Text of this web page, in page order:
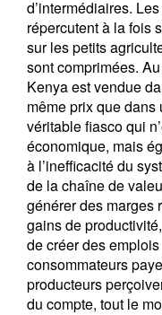
d’intermédiaires.
répercutent à la fois
sur les petits
sont comprimées.
Kenya est vendue
même prix que
véritable fiasco qui
économique, mais
à l’inefficacité du
de la chaîne de
générer des marges
gains de
de créer des
consommateurs
producteurs
du compte, tout le